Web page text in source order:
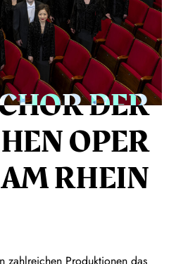
DER
OPER
AM RHEIN
zahlreichen Produktionen das